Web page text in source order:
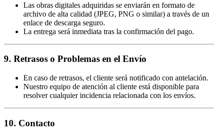
Las obras digitales adquiridas se enviarán en formato de
archivo de alta calidad (JPEG, PNG o similar) a través de un
enlace de descarga seguro.
La entrega será inmediata tras la confirmación del pago.
9. Retrasos o Problemas en el Envío
En caso de retrasos, el cliente será notificado con antelación.
Nuestro equipo de atención al cliente está disponible para
resolver cualquier incidencia relacionada con los envíos.
10. Contacto